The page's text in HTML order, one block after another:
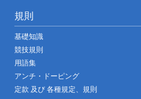
規則
基礎知識
競技規則
用語集
アンチ・ドーピング
定款 及び 各種規定、規則